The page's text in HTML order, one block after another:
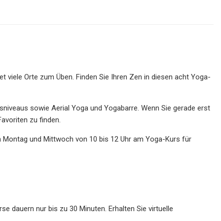
Orte zum Üben. Finden Sie Ihren Zen in diesen acht Yoga-
sowie Aerial Yoga und Yogabarre. Wenn Sie gerade erst
zu finden.
und Mittwoch von 10 bis 12 Uhr am Yoga-Kurs für
dauern nur bis zu 30 Minuten. Erhalten Sie virtuelle